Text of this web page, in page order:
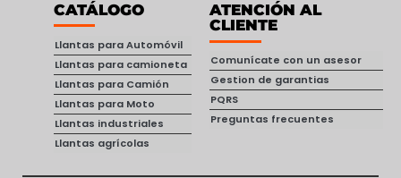
CATÁLOGO
Llantas para Automóvil
Llantas para camioneta
Llantas para Camión
Llantas para Moto
Llantas industriales
Llantas agrícolas
ATENCIÓN AL
CLIENTE
Comunícate con un asesor
Gestion de garantias
PQRS
Preguntas frecuentes